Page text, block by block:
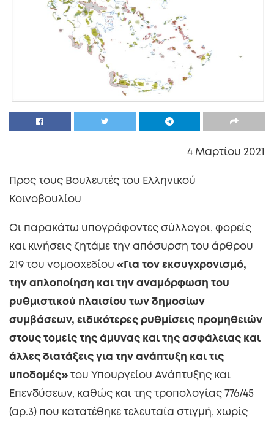
4 Μαρτίου 2021
Προς τους Βουλευτές του Ελληνικού
Κοινοβουλίου
Οι παρακάτω υπογράφοντες σύλλογοι, φορείς
και κινήσεις ζητάμε την απόσυρση του άρθρου
219 του νομοσχεδίου «Για τον εκσυγχρονισμό,
την απλοποίηση και την αναμόρφωση του
ρυθμιστικού πλαισίου των δημοσίων
συμβάσεων, ειδικότερες ρυθμίσεις προμηθειών
στους τομείς της άμυνας και της ασφάλειας και
άλλες διατάξεις για την ανάπτυξη και τις
υποδομές» του Υπουργείου Ανάπτυξης και
Επενδύσεων, καθώς και της τροπολογίας 776/45
(αρ.3) που κατατέθηκε τελευταία στιγμή, χωρίς